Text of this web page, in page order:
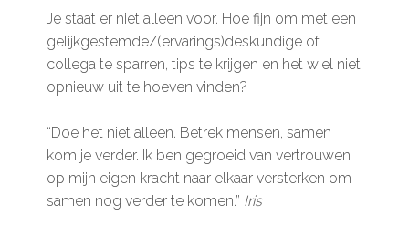
Je staat er niet alleen voor. Hoe fijn om met een
gelijkgestemde/(ervarings)deskundige of
collega te sparren, tips te krijgen en het wiel niet
opnieuw uit te hoeven vinden?
“Doe het niet alleen. Betrek mensen, samen
kom je verder. Ik ben gegroeid van vertrouwen
op mijn eigen kracht naar elkaar versterken om
samen nog verder te komen.” Iris